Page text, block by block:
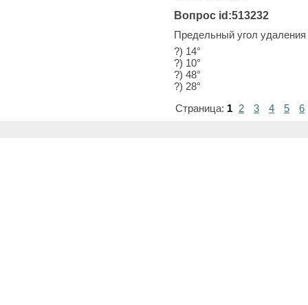
Вопрос id:513232
Предельный угол
?) 14°
?) 10°
?) 48°
?) 28°
Страница: 1 2 3 4 5 6